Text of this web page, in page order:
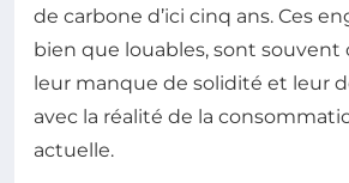
de carbone d’ici cinq ans. Ces
bien que louables, sont
leur manque de solidité et leur
avec la réalité de la
actuelle.